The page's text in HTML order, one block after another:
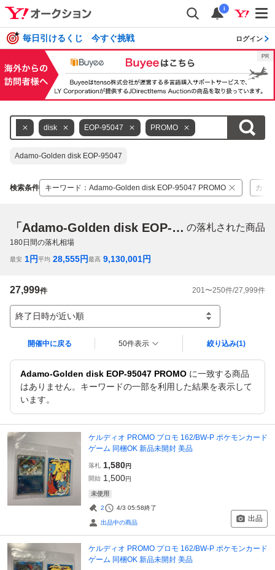
i
毎日引けるくじ 今すぐ挑戦 ログイン
disk EOP-95047 PROMO
Adamo-Golden disk EOP-95047
検索条件 キーワード ： Adamo-Golden disk EOP-95047 PROMO カテ
「Adamo-Golden disk EOP-95047 PROMO」 の落札された商品
180日間の落札相場
最安 1円平均 28,555円最高 9,130,001円
27,999件 201 〜250件/27,999件
終了日時が近い順
開催中に戻る 50件表示 絞り込み(1)
Adamo-Golden disk EOP-95047 PROMO に一致する商品
はありません。キーワードの一部を利用した結果を表示して
います。
ケルディオ PROMO プロモ 162/BW-P ポケモンカード
ゲーム 同梱OK 新品未開封 美品
落札 1,580円
開始 1,500円
未使用
2 4/3 05:58終了
出品中の商品 出品
ケルディオ PROMO プロモ 162/BW-P ポケモンカード
ゲーム 同梱OK 新品未開封 美品